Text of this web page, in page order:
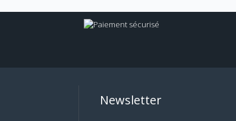
Newsletter